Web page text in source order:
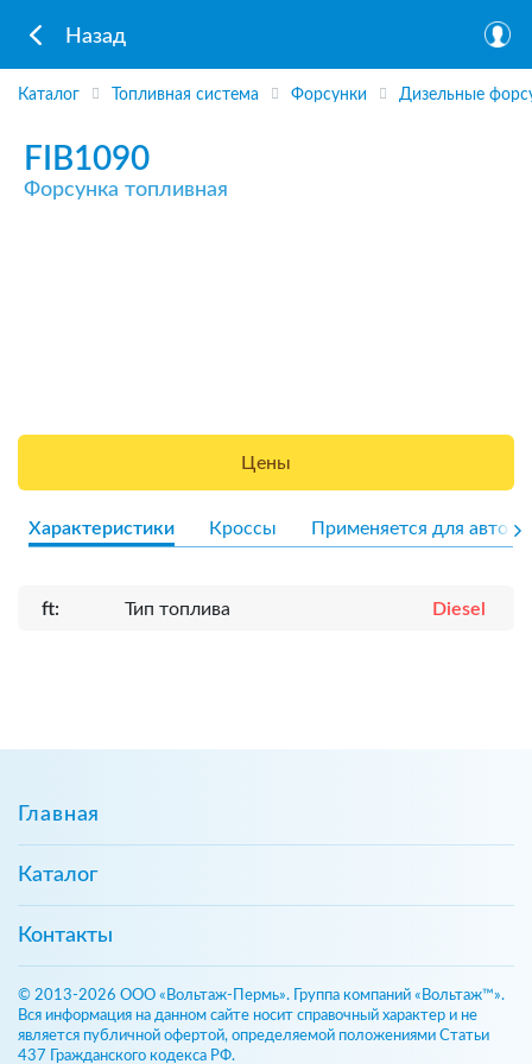
Назад
Каталог Топливная система Форсунки Дизельные
FIB1090
Форсунка топливная
Цены
Характеристики Кроссы Применяется для авто
ft: Тип топлива Diesel
Главная
Каталог
Контакты
© 2013-2026 ООО «Вольтаж-Пермь». Группа компаний «Вольтаж™».
Вся информация на данном сайте носит справочный характер и не
является публичной офертой, определяемой положениями Статьи
437 Гражданского кодекса РФ.